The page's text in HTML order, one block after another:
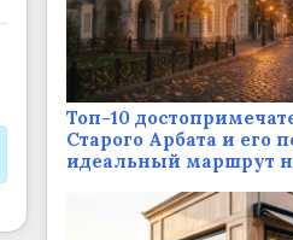
Топ-10
Старого Арбата и его
идеальный маршрут